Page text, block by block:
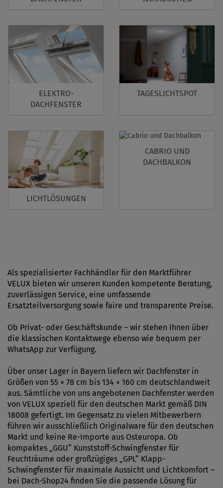
ELEKTRO-
DACHFENSTER
TAGESLICHTSPOT
LICHTLÖSUNGEN
CABRIO UND
DACHBALKON
Als spezialisierter Fachhändler für den Marktführer
VELUX bieten wir unseren Kunden kompetente Beratung,
zuverlässigen Service, eine umfassende
Ersatzteilversorgung sowie faire und transparente Preise.
Ob Privat- oder Geschäftskunde – wir stehen Ihnen über
die klassischen Kontaktwege ebenso wie bequem per
WhatsApp zur Verfügung.
Über unser Lager in Bayern liefern wir Dachfenster in
Größen von 55 × 78 cm bis 134 × 160 cm deutschlandweit
aus. Sämtliche von uns angebotenen Dachfenster werden
von VELUX speziell für den deutschen Markt gemäß DIN
18008 gefertigt. Im Gegensatz zu vielen Mitbewerbern
führen wir ausschließlich Originalware für den deutschen
Markt und keine Re-Importe aus Osteuropa. Ob
kompaktes „GGU“ Kunststoff-Schwingfenster für
Feuchträume oder großzügiges „GPL“ Klapp-
Schwingfenster für maximale Aussicht und Lichtkomfort –
bei Dach-Shop24 finden Sie die passende Lösung für